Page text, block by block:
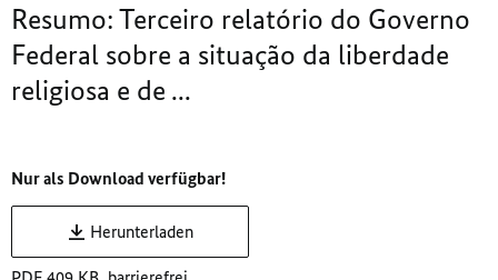
Resumo: Terceiro relatório do Governo
Federal sobre a situação da liberdade
religiosa e de ...
Nur als Download verfügbar!
Herunterladen